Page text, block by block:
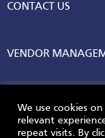
CONTACT US
VENDOR
We use cookies
relevant
repeat visits. By